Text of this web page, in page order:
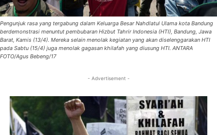
Pengunjuk rasa yang tergabung dalam Keluarga Besar Nahdlatul Ulama kota Bandung
berdemonstrasi menuntut pembubaran Hizbut Tahrir Indonesia (HTI), Bandung, Jawa
Barat, Kamis (13/4). Mereka selain menolak kegiatan yang akan diselenggarakan HTI
pada Sabtu (15/4) juga menolak gagasan khilafah yang diusung HTI. ANTARA
FOTO/Agus Bebeng/17
- Advertisement -